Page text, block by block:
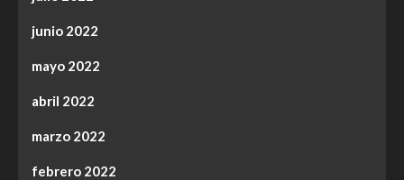
junio 2022
mayo 2022
abril 2022
marzo 2022
febrero 2022